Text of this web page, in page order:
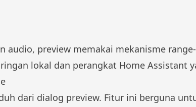
audio, preview memakai mekanisme
lokal dan perangkat Home Assistant
dari dialog preview. Fitur ini berguna